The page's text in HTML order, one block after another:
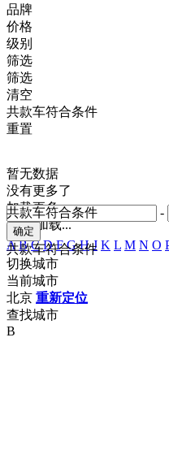
品牌
价格
-
共款车符合条件
级别
共款车符合条件
筛选
筛选
清空
共款车符合条件
重置
暂无数据
没有更多了
加载更多
正在加载...
A B C D F G H J K L M N O
切换城市
当前城市
北京 重新定位
查找城市
B